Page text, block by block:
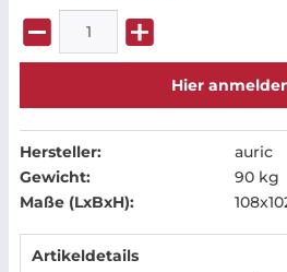
Hier
Hersteller:
auric
Gewicht:
90 kg
Maße (LxBxH):
Artikeldetails